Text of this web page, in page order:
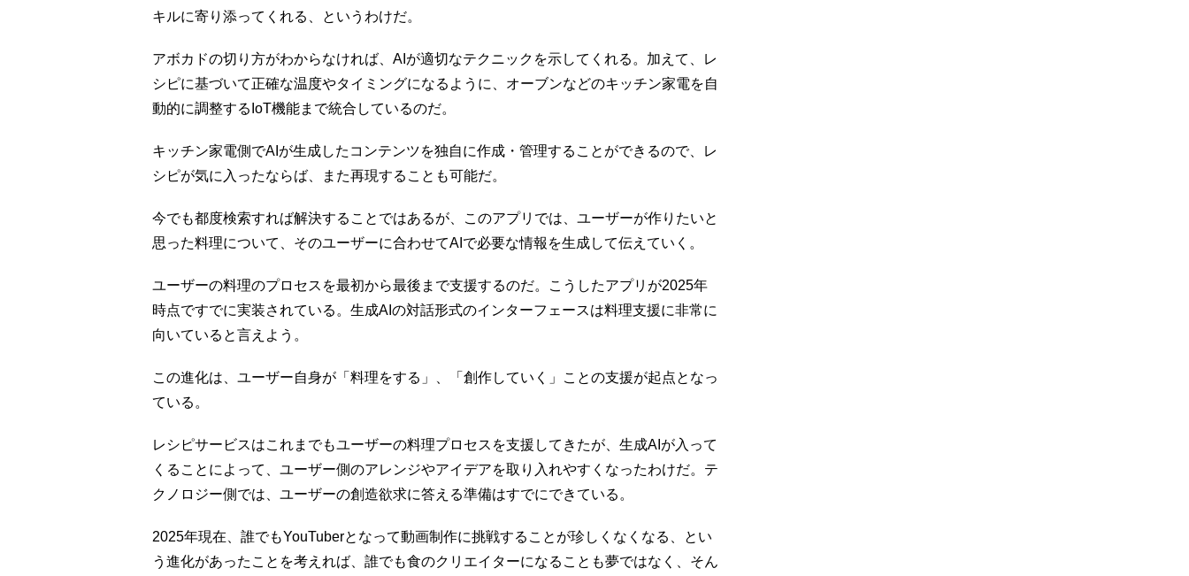
キルに寄り添ってくれる、というわけだ。
アボカドの切り方がわからなければ、AIが適切なテクニックを示してくれる。加えて、レ
シピに基づいて正確な温度やタイミングになるように、オーブンなどのキッチン家電を自
動的に調整するIoT機能まで統合しているのだ。
キッチン家電側でAIが生成したコンテンツを独自に作成・管理することができるので、レ
シピが気に入ったならば、また再現することも可能だ。
今でも都度検索すれば解決することではあるが、このアプリでは、ユーザーが作りたいと
思った料理について、そのユーザーに合わせてAIで必要な情報を生成して伝えていく。
ユーザーの料理のプロセスを最初から最後まで支援するのだ。こうしたアプリが2025年
時点ですでに実装されている。生成AIの対話形式のインターフェースは料理支援に非常に
向いていると言えよう。
この進化は、ユーザー自身が「料理をする」、「創作していく」ことの支援が起点となっ
ている。
レシピサービスはこれまでもユーザーの料理プロセスを支援してきたが、生成AIが入って
くることによって、ユーザー側のアレンジやアイデアを取り入れやすくなったわけだ。テ
クノロジー側では、ユーザーの創造欲求に答える準備はすでにできている。
2025年現在、誰でもYouTuberとなって動画制作に挑戦することが珍しくなくなる、とい
う進化があったことを考えれば、誰でも食のクリエイターになることも夢ではなく、そん